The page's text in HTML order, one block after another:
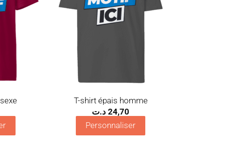
T-shirt épais homme
24,70 د.ت
Personnaliser